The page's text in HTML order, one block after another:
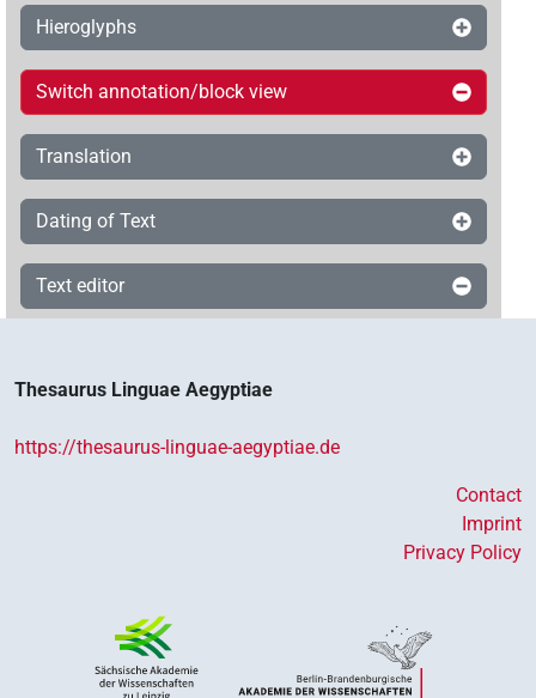
Hieroglyphs
Switch annotation/block view
Translation
Dating of Text
Text editor
Thesaurus Linguae Aegyptiae
https://thesaurus-linguae-aegyptiae.de
Contact
Imprint
Privacy Policy